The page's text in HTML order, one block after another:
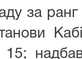
за